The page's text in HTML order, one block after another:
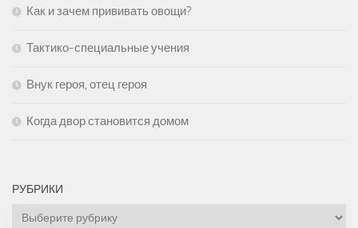
Как и зачем прививать овощи?
Тактико-специальные учения
Внук героя, отец героя
Когда двор становится домом
РУБРИКИ
Рубрики